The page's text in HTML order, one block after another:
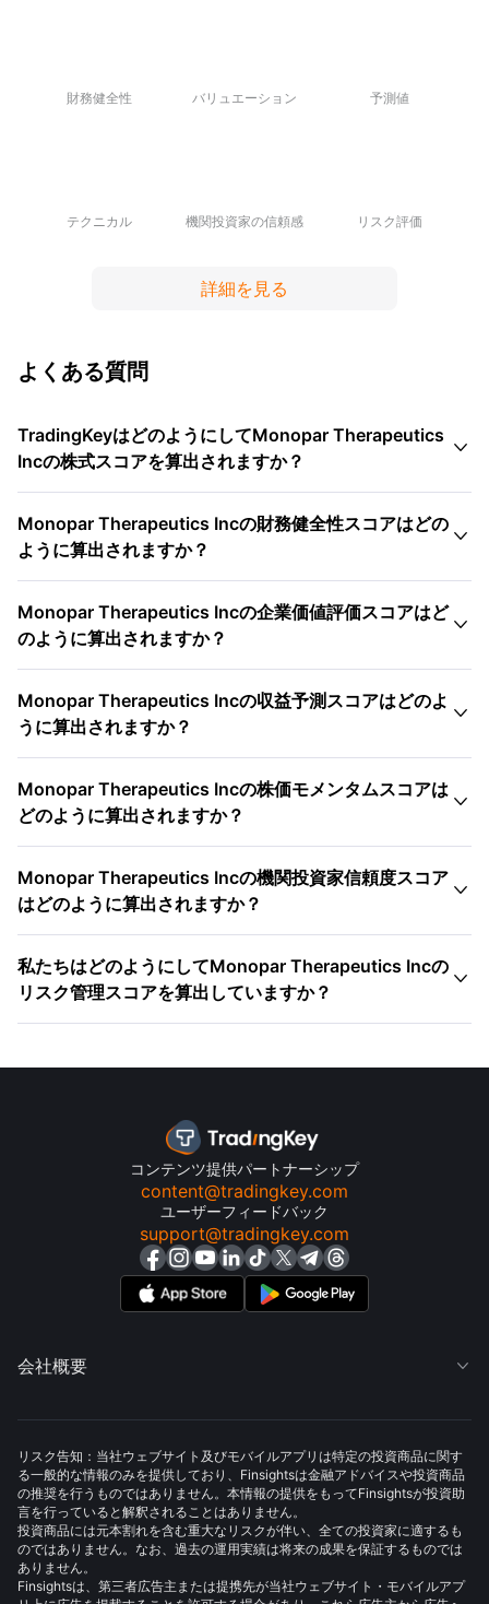
財務健全性 バリュエーション 予測値
テクニカル 機関投資家の信頼感 リスク評価
詳細を見る
よくある質問
TradingKeyはどのようにしてMonopar Therapeutics
Incの株式スコアを算出されますか？

Monopar Therapeutics Incの財務健全性スコアはどの
ように算出されますか？

Monopar Therapeutics Incの企業価値評価スコアはど
のように算出されますか？

Monopar Therapeutics Incの収益予測スコアはどのよ
うに算出されますか？

Monopar Therapeutics Incの株価モメンタムスコアは
どのように算出されますか？

Monopar Therapeutics Incの機関投資家信頼度スコア
はどのように算出されますか？

私たちはどのようにしてMonopar Therapeutics Incの
リスク管理スコアを算出していますか？

コンテンツ提供パートナーシップ
content@tradingkey.com
ユーザーフィードバック
support@tradingkey.com
会社概要 
リスク告知：当社ウェブサイト及びモバイルアプリは特定の投資商品に関す
る一般的な情報のみを提供しており、Finsightsは金融アドバイスや投資商品
の推奨を行うものではありません。本情報の提供をもってFinsightsが投資助
言を行っていると解釈されることはありません。
投資商品には元本割れを含む重大なリスクが伴い、全ての投資家に適するも
のではありません。なお、過去の運用実績は将来の成果を保証するものでは
ありません。
Finsightsは、第三者広告主または提携先が当社ウェブサイト・モバイルアプ